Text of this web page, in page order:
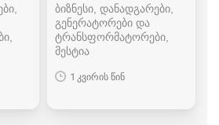
ბიზნესი, დანადგარები,
გენერატორები და
ტრანსფორმატორები
მესტია
1 კვირის წინ